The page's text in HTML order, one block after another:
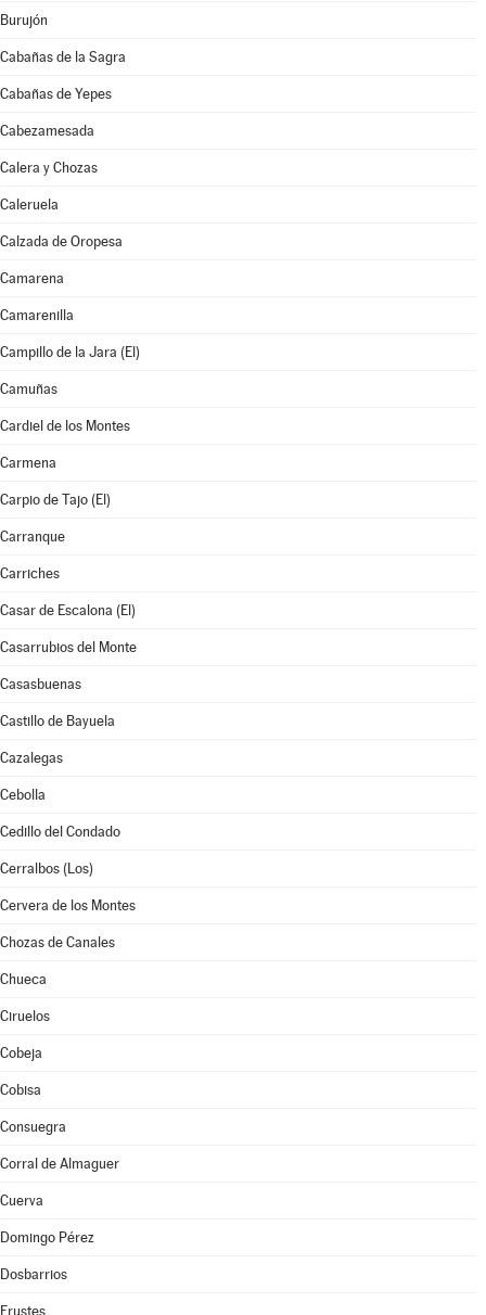
Burujón
Cabañas de la Sagra
Cabañas de Yepes
Cabezamesada
Calera y Chozas
Caleruela
Calzada de Oropesa
Camarena
Camarenilla
Campillo de la Jara (El)
Camuñas
Cardiel de los Montes
Carmena
Carpio de Tajo (El)
Carranque
Carriches
Casar de Escalona (El)
Casarrubios del Monte
Casasbuenas
Castillo de Bayuela
Cazalegas
Cebolla
Cedillo del Condado
Cerralbos (Los)
Cervera de los Montes
Chozas de Canales
Chueca
Ciruelos
Cobeja
Cobisa
Consuegra
Corral de Almaguer
Cuerva
Domingo Pérez
Dosbarrios
Erustes